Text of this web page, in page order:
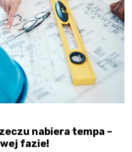
nabiera tempa –
fazie!